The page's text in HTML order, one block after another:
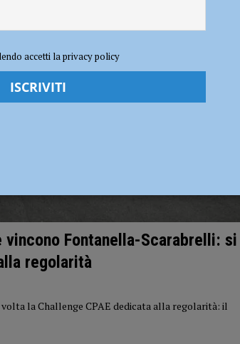
e arrestato poco dopo la fuga
CALCIO
vincono Fontanella-Scarabrelli: si
regolarità
la Challenge CPAE dedicata alla regolarità: il
accetti la privacy policy